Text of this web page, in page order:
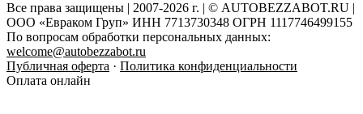
Все права защищены | 2007-2026 г. | © AUTOBEZZABOT.RU |
ООО «Евраком Груп» ИНН 7713730348 ОГРН 1117746499155
По вопросам обработки персональных данных:
welcome@autobezzabot.ru
Публичная оферта · Политика конфиденциальности
Оплата онлайн